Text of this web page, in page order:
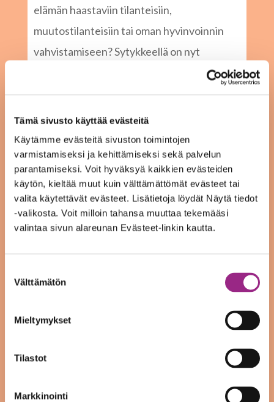
Tämä sivusto käyttää evästeitä
Käytämme evästeitä sivuston toimintojen
varmistamiseksi ja kehittämiseksi sekä palvelun
parantamiseksi. Voit hyväksyä kaikkien evästeiden
käytön, kieltää muut kuin välttämättömät evästeet tai
valita käytettävät evästeet. Lisätietoja löydät Näytä tiedot
-valikosta. Voit milloin tahansa muuttaa tekemääsi
valintaa sivun alareunan Evästeet-linkin kautta.
valinta
Välttämätön
Mieltymykset
Tilastot
Markkinointi
elämän haastaviin tilanteisiin,
muutostilanteisiin tai oman hyvinvoinnin
vahvistamiseen? Sytykkeellä on nyt
saatavilla ratkaisukeskeinen lyhytterapia,
lue lisää
TYÖHÖN
TUTUSTUMISVIIKOT ALLE
29-VUOTIAILLE
6.02.2026|Yleinen
Mietitkö itsellesi sopivaa alaa, työ- tai
nuori? Voit käydä Sytykkeellä tutustumassa
seuraavien alojen työtehtäviin: Kaupan ala
Mediapalvelut Jakelukeittiö Puhtaanapito
lue lisää